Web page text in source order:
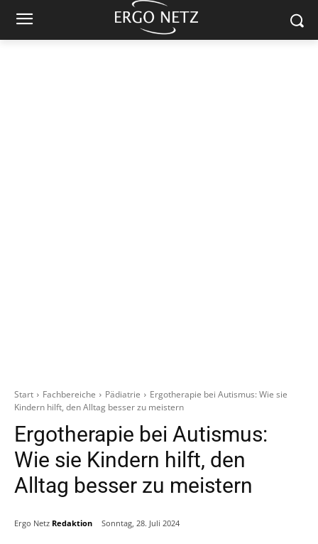
Start Fachbereiche Pädiatrie
Ergotherapie bei Autismus: Wie sie
Kindern hilft, den Alltag besser zu meistern
Ergotherapie bei Autismus:
Wie sie Kindern hilft, den
Alltag besser zu meistern
Ergo Netz Redaktion Sonntag, 28. Juli 2024